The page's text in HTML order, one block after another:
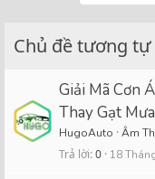
Chủ đề tương tự
Giải Mã Cơn
Thay Gạt
HugoAuto Âm
Trả lời 0 18